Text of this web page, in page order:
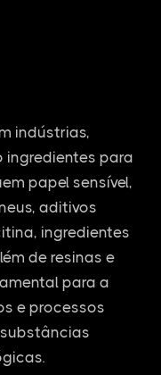
indústrias,
ingredientes para
papel sensível,
aditivos
ingredientes
de resinas e
para a
e processos